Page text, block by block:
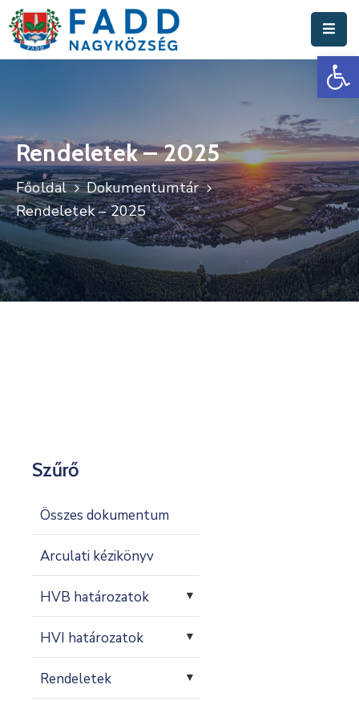
Hivatal
Fadd
Nagyközség
Turisztika
Választási
Információk
Rendeletek – 2025
Főoldal
Dokumentumtár
Rendeletek – 2025
Szűrő
Összes dokumentum
Arculati kézikönyv
HVB határozatok ▼
HVI határozatok ▼
Rendeletek ▼